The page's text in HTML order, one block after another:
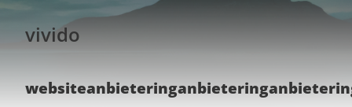
vivido
websiteanbieteringanbietering